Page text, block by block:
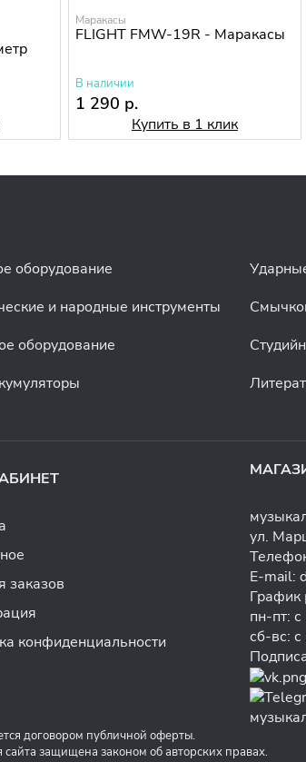
Маракасы
FLIGHT FMW-19R - Маракасы
В наличии
1 290 р.
Купить в 1 клик
оборудование
и народные инструменты
оборудование
заказов
конфиденциальности
ул.
E-mail:
График
пн-пт:
сб-вс:
договором публичной оферты.
защищена законом об авторских правах.